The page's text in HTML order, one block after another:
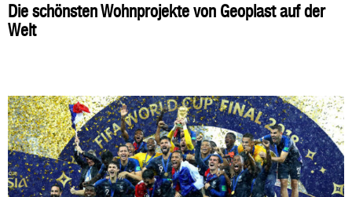
Die schönsten Wohnprojekte von Geoplast auf der
Welt